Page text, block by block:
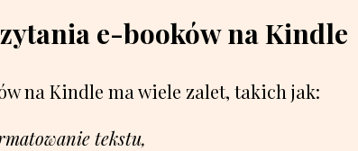
e-booków na Kindle
na Kindle ma wiele zalet, takich jak:
tekstu,